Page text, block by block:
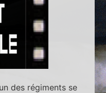
des régiments se